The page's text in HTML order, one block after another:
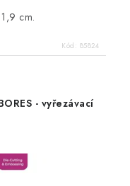
cm.
Kód: 85824
- vyřezávací